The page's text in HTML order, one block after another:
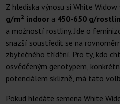
Z hlediska výnosu si White
g/m² indoor a 450-650 g/
a možností rostliny. Jde o
snazší soustředit se na
zbytečného třídění. Pro ty, kdo
osvědčeným genotypem,
potenciálem sklizně, má tato
Pokud hledáte semena White